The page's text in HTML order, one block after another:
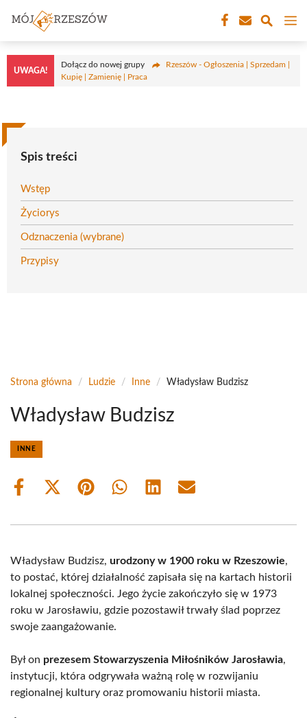
treści
UWAGA!
Dołącz do nowej grupy
Rzeszów - Ogłoszenia | Sprzedam |
Kupię | Zamienię | Praca
Spis treści
Wstęp
Życiorys
Odznaczenia (wybrane)
Przypisy
Strona główna / Ludzie / Inne / Władysław Budzisz
Władysław Budzisz
INNE
Share
Share
(Twitter)
Share Share Share Share
Władysław Budzisz, urodzony w 1900 roku w Rzeszowie,
to postać, której działalność zapisała się na kartach historii
lokalnej społeczności. Jego życie zakończyło się w 1973
roku w Jarosławiu, gdzie pozostawił trwały ślad poprzez
swoje zaangażowanie.
Był on prezesem Stowarzyszenia Miłośników Jarosławia,
instytucji, która odgrywała ważną rolę w rozwijaniu
regionalnej kultury oraz promowaniu historii miasta.